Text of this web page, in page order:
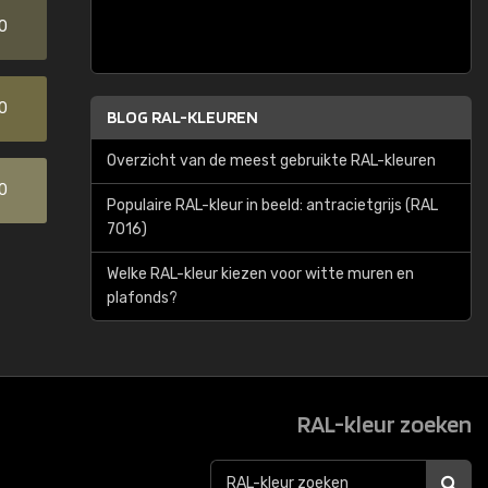
BLOG RAL-KLEUREN
Overzicht van de meest gebruikte RAL-kleuren
Populaire RAL-kleur in beeld: antracietgrijs (RAL
7016)
Welke RAL-kleur kiezen voor witte muren en
plafonds?
RAL-kleur zoeken